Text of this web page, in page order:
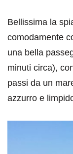
Bellissima la
comodamente
una bella
minuti circa),
passi da un
azzurro e